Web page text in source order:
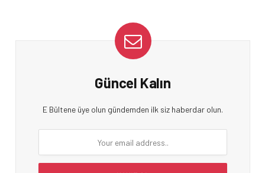
Güncel Kalın
E Bültene üye olun gündemden ilk siz haberdar olun.